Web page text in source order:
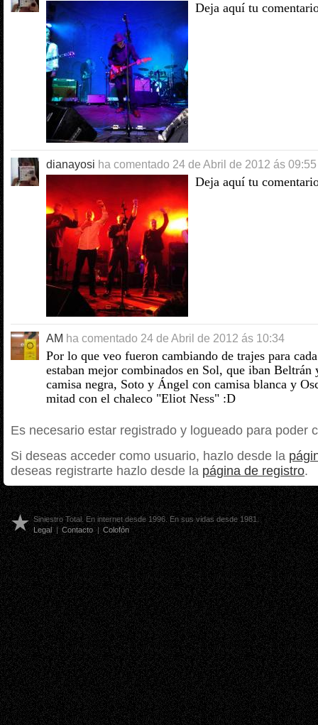
Deja aquí tu
dianayosi ha comentado 24 de Abril de 2012 ás 09:55
Deja aquí tu
AM ha comentado 24 de Abril de 2012 ás 10:34
Por lo que veo fueron cambiando de trajes para
estaban mejor combinados en Sol, que iban Beltrán
camisa negra, Soto y Ángel con camisa blanca y
mitad con el chaleco "Eliot Ness" :D
Es necesario estar registrado y logueado para poder
Si deseas acceder como usuario, hazlo desde la
deseas registrarte hazlo desde la página de registro.
Siniestro Total. En internet desde 1996. En sus vidas desde 1981.
Legal | Contacto | Colofón